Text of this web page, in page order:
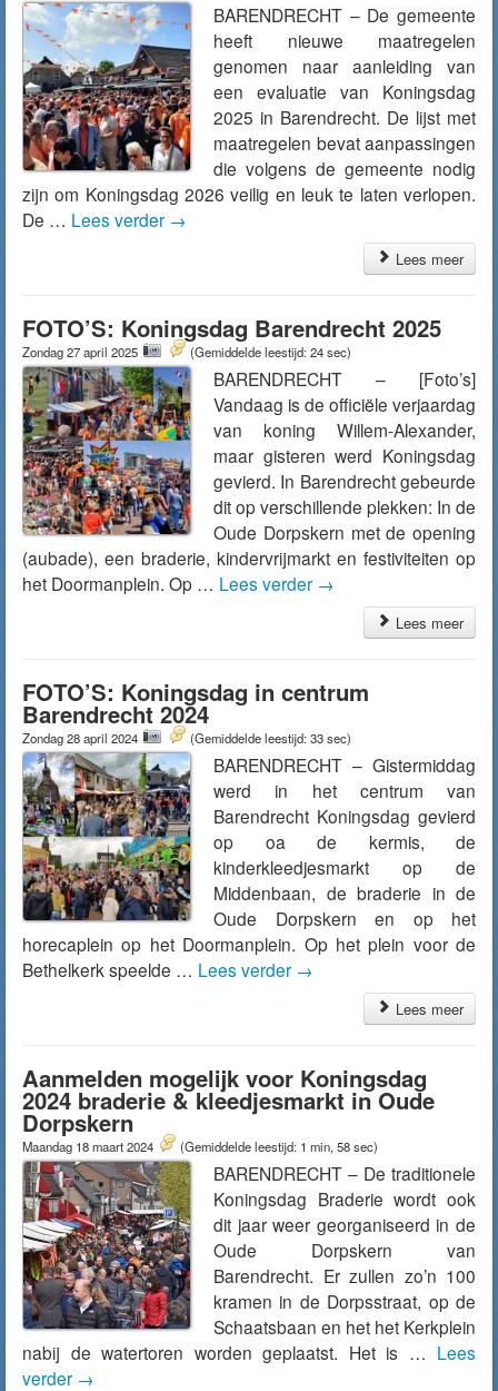
BARENDRECHT – De gemeente
heeft nieuwe maatregelen
genomen naar aanleiding van
een evaluatie van Koningsdag
2025 in Barendrecht. De lijst met
maatregelen bevat aanpassingen
die volgens de gemeente nodig
zijn om Koningsdag 2026 veilig en leuk te laten verlopen.
De … Lees verder →
Lees meer
FOTO’S: Koningsdag Barendrecht 2025
Zondag 27 april 2025 (Gemiddelde leestijd: 24 sec)
BARENDRECHT – [Foto’s]
Vandaag is de officiële verjaardag
van koning Willem-Alexander,
maar gisteren werd Koningsdag
gevierd. In Barendrecht gebeurde
dit op verschillende plekken: In de
Oude Dorpskern met de opening
(aubade), een braderie, kindervrijmarkt en festiviteiten op
het Doormanplein. Op … Lees verder →
Lees meer
FOTO’S: Koningsdag in centrum
Barendrecht 2024
Zondag 28 april 2024 (Gemiddelde leestijd: 33 sec)
BARENDRECHT – Gistermiddag
werd in het centrum van
Barendrecht Koningsdag gevierd
op oa de kermis, de
kinderkleedjesmarkt op de
Middenbaan, de braderie in de
Oude Dorpskern en op het
horecaplein op het Doormanplein. Op het plein voor de
Bethelkerk speelde … Lees verder →
Lees meer
Aanmelden mogelijk voor Koningsdag
2024 braderie & kleedjesmarkt in Oude
Dorpskern
Maandag 18 maart 2024 (Gemiddelde leestijd: 1 min, 58 sec)
BARENDRECHT – De traditionele
Koningsdag Braderie wordt ook
dit jaar weer georganiseerd in de
Oude Dorpskern van
Barendrecht. Er zullen zo’n 100
kramen in de Dorpsstraat, op de
Schaatsbaan en het het Kerkplein
nabij de watertoren worden geplaatst. Het is … Lees
verder →